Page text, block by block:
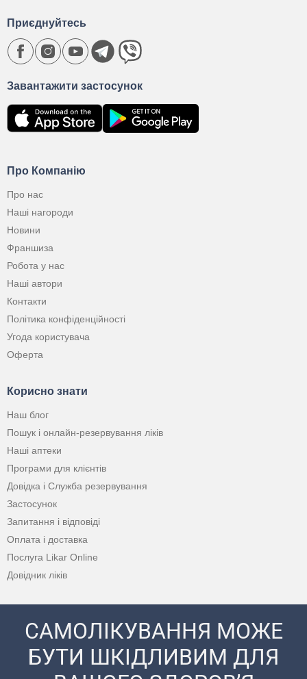
Про Компанію
Про нас
Наші нагороди
Новини
Франшиза
Робота у нас
Наші автори
Контакти
Політика конфіденційності
Угода користувача
Оферта
Корисно знати
Наш блог
Пошук і онлайн-резервування ліків
Наші аптеки
Програми для клієнтів
Довідка і Служба резервування
Застосунок
Запитання і відповіді
Оплата і доставка
Послуга Likar Online
Довідник ліків
Завантажити застосунок
Приєднуйтесь
САМОЛІКУВАННЯ МОЖЕ
БУТИ ШКІДЛИВИМ ДЛЯ